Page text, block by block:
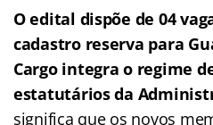
O edital dispõe de 04
cadastro reserva para
Cargo integra o regime
estatutários da
significa que os novos